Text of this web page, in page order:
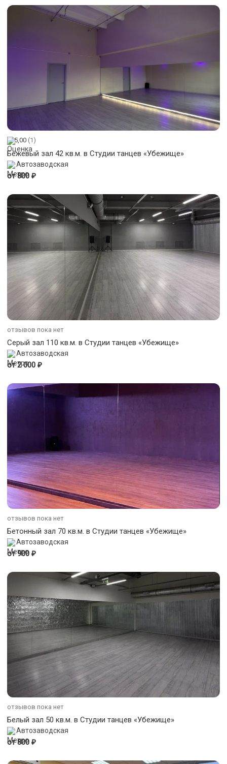
5,00 (1)
Бежевый зал 42 кв.м. в Студии танцев «Убежище»
Автозаводская
от 800 ₽
отзывов пока нет
Серый зал 110 кв.м. в Студии танцев «Убежище»
Автозаводская
от 2 000 ₽
отзывов пока нет
Бетонный зал 70 кв.м. в Студии танцев «Убежище»
Автозаводская
от 900 ₽
отзывов пока нет
Белый зал 50 кв.м. в Студии танцев «Убежище»
Автозаводская
от 800 ₽